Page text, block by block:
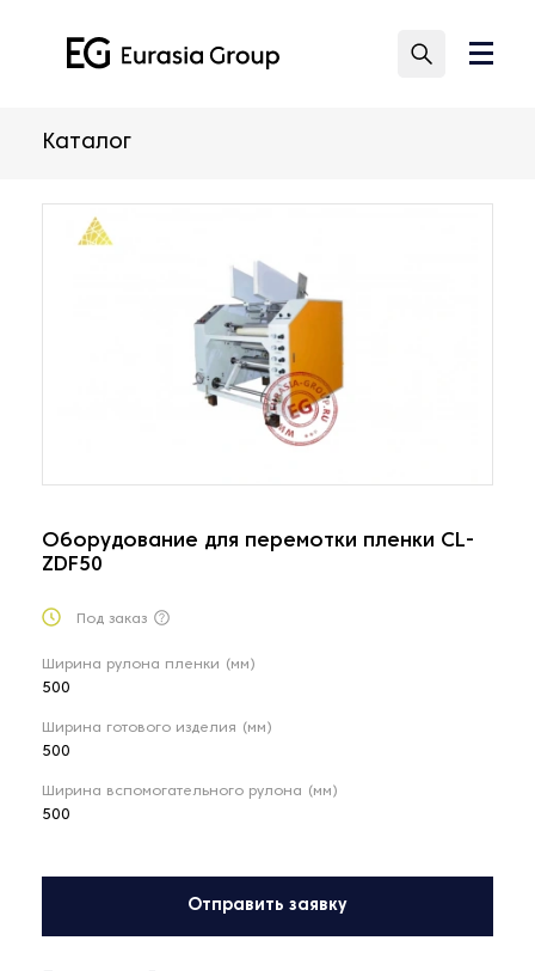
Каталог
Оборудование для перемотки пленки CL-
ZDF50
Под заказ
Ширина рулона пленки (мм)
500
Ширина готового изделия (мм)
500
Ширина вспомогательного рулона (мм)
500
Отправить заявку